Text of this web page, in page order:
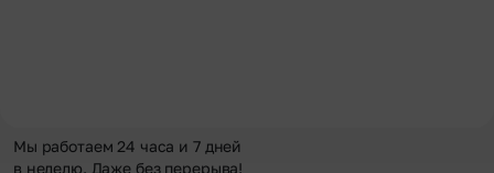
Мы работаем 24 часа и 7 дней
в неделю. Даже без перерыва!